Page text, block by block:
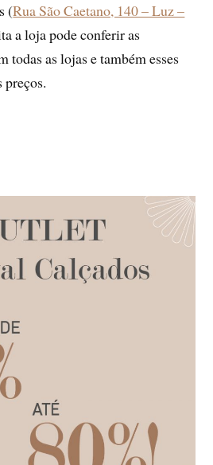
(Rua São Caetano, 140 – Luz –
a loja pode conferir as
todas as lojas e também esses
preços.